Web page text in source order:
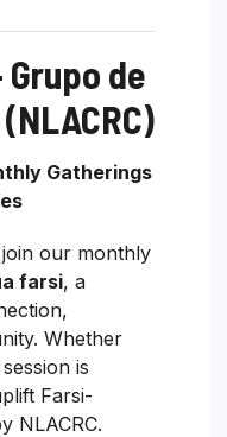
de
Gatherings
our monthly
farsi, a
Whether
is
Farsi-
NLACRC.